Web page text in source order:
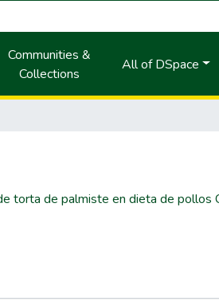
Communities &
Collections
All of DSpace
torta de palmiste en dieta de pollos